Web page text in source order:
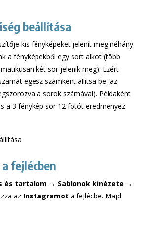
beállítása
kis fényképeket jelenít meg néhány
a fényképekből egy sort alkot (több
két sor jelenik meg). Ezért
egész számként állítsa be (az
a sorok számával). Példaként
a 3 fénykép sor 12 fotót eredményez.
fejlécben
és tartalom → Sablonok kinézete →
az Instagramot a fejlécbe. Majd